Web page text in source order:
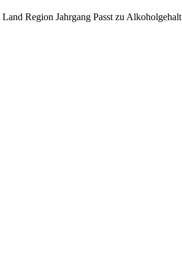
Land Region Jahrgang Passt zu Alkoholgehalt